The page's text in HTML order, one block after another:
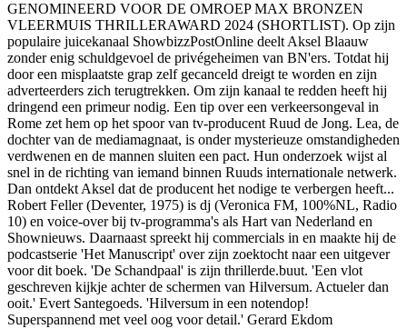
GENOMINEERD VOOR DE OMROEP MAX BRONZEN
VLEERMUIS THRILLERAWARD 2024 (SHORTLIST). Op zijn
populaire juicekanaal ShowbizzPostOnline deelt Aksel Blaauw
zonder enig schuldgevoel de privégeheimen van BN'ers. Totdat hij
door een misplaatste grap zelf gecanceld dreigt te worden en zijn
adverteerders zich terugtrekken. Om zijn kanaal te redden heeft hij
dringend een primeur nodig. Een tip over een verkeersongeval in
Rome zet hem op het spoor van tv-producent Ruud de Jong. Lea, de
dochter van de mediamagnaat, is onder mysterieuze omstandigheden
verdwenen en de mannen sluiten een pact. Hun onderzoek wijst al
snel in de richting van iemand binnen Ruuds internationale netwerk.
Dan ontdekt Aksel dat de producent het nodige te verbergen heeft...
Robert Feller (Deventer, 1975) is dj (Veronica FM, 100%NL, Radio
10) en voice-over bij tv-programma's als Hart van Nederland en
Shownieuws. Daarnaast spreekt hij commercials in en maakte hij de
podcastserie 'Het Manuscript' over zijn zoektocht naar een uitgever
voor dit boek. 'De Schandpaal' is zijn thrillerde.buut. 'Een vlot
geschreven kijkje achter de schermen van Hilversum. Actueler dan
ooit.' Evert Santegoeds. 'Hilversum in een notendop!
Superspannend met veel oog voor detail.' Gerard Ekdom